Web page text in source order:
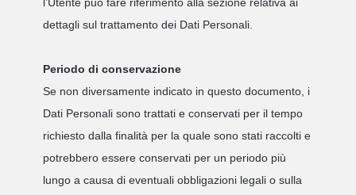
dettagli sul trattamento dei Dati Personali.
Periodo di conservazione
Se non diversamente indicato in questo documento, i
Dati Personali sono trattati e conservati per il tempo
richiesto dalla finalità per la quale sono stati raccolti e
potrebbero essere conservati per un periodo più
lungo a causa di eventuali obbligazioni legali o sulla